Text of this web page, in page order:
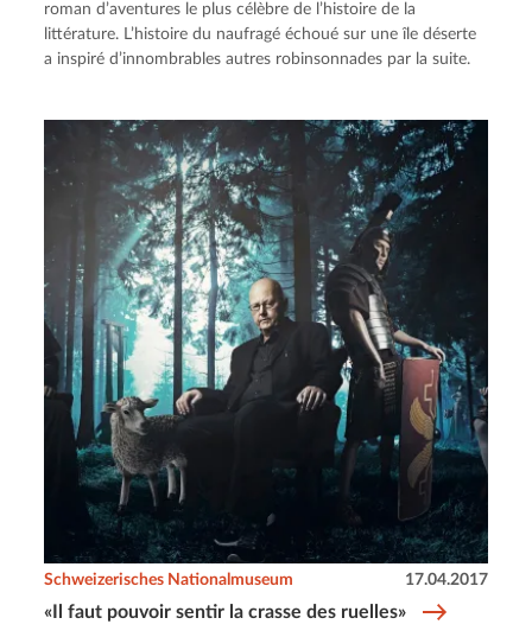
roman d’aventures le plus célèbre de l’histoire de la
littérature. L’histoire du naufragé échoué sur une île déserte
a inspiré d’innombrables autres robinsonnades par la suite.
«Il faut pouvoir sentir la crasse des ruelles»
Schweizerisches Nationalmuseum 17.04.2017